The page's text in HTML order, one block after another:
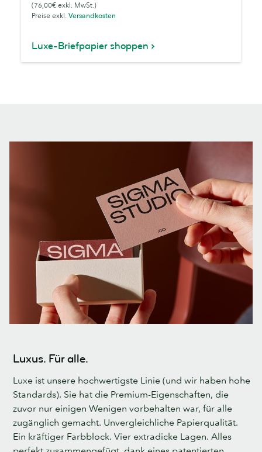
(76,00€ exkl. MwSt.)
Preise exkl. Versandkosten
Luxe-Briefpapier shoppen
Luxus. Für alle.
Luxe ist unsere hochwertigste Linie (und wir haben hohe
Standards). Sie hat die Premium-Eigenschaften, die
zuvor nur einigen Wenigen vorbehalten war, für alle
zugänglich gemacht. Unvergleichliche Papierqualität.
Ein kräftiger Farbblock. Vier extradicke Lagen. Alles